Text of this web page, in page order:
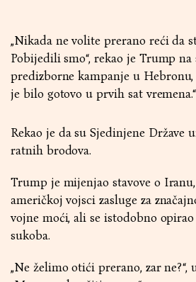
„Nikada ne volite prerano reći da
Pobijedili smo“, rekao je Trump
predizborne kampanje u Hebronu,
je bilo gotovo u prvih sat vremena.“
Rekao je da su Sjedinjene Države
ratnih brodova.
Trump je mijenjao stavove o
američkoj vojsci zasluge za
vojne moći, ali se istodobno
sukoba.
„Ne želimo otići prerano, zar ne?“,